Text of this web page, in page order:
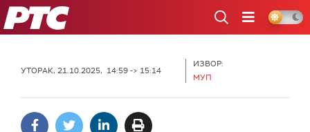
РТС
УТОРАК, 21.10.2025, 14:59 -> 15:14
ИЗВОР:
МУП